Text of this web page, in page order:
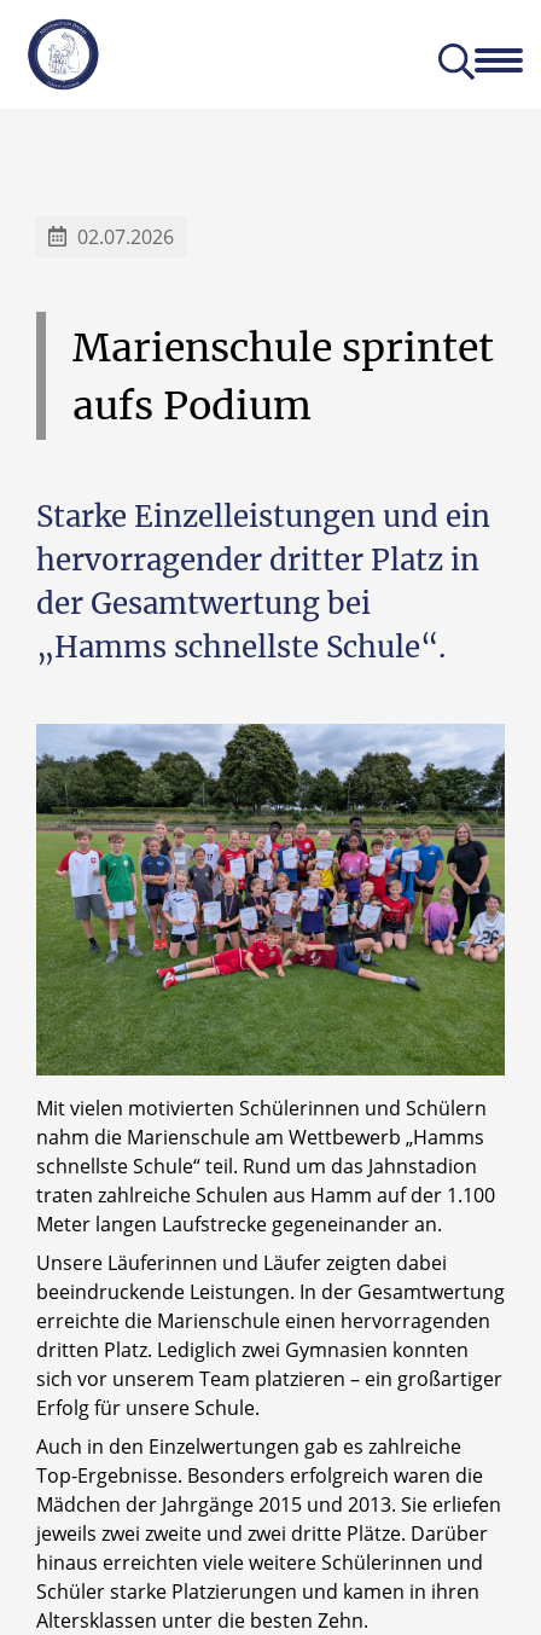
02.07.2026
Marienschule sprintet
aufs Podium
Starke Einzelleistungen und ein
hervorragender dritter Platz in
der Gesamtwertung bei
„Hamms schnellste Schule“.
Mit vielen motivierten Schülerinnen und Schülern
nahm die Marienschule am Wettbewerb „Hamms
schnellste Schule“ teil. Rund um das Jahnstadion
traten zahlreiche Schulen aus Hamm auf der 1.100
Meter langen Laufstrecke gegeneinander an.
Unsere Läuferinnen und Läufer zeigten dabei
beeindruckende Leistungen. In der Gesamtwertung
erreichte die Marienschule einen hervorragenden
dritten Platz. Lediglich zwei Gymnasien konnten
sich vor unserem Team platzieren – ein großartiger
Erfolg für unsere Schule.
Auch in den Einzelwertungen gab es zahlreiche
Top-Ergebnisse. Besonders erfolgreich waren die
Mädchen der Jahrgänge 2015 und 2013. Sie erliefen
jeweils zwei zweite und zwei dritte Plätze. Darüber
hinaus erreichten viele weitere Schülerinnen und
Schüler starke Platzierungen und kamen in ihren
Altersklassen unter die besten Zehn.